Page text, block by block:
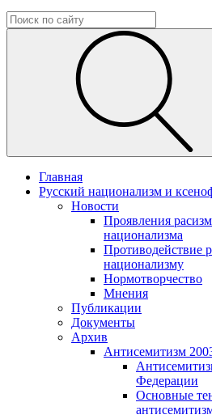
Главная
Русский национализм и
Новости
Проявления
национализма
Противодействие
национализму
Нормотворчество
Мнения
Публикации
Документы
Архив
Антисемитизм
Федерации
Основные